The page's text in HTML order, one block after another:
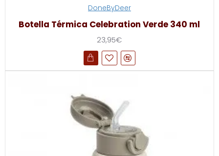
DoneByDeer
Botella Térmica Celebration Verde 340 ml
23,95€